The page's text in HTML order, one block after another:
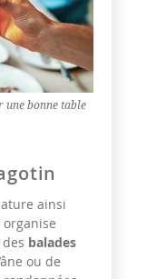
une bonne table
ainsi
balades
ou de